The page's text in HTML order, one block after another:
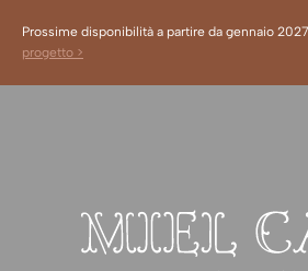
Prossime disponibilità a partire da gennaio
progetto >